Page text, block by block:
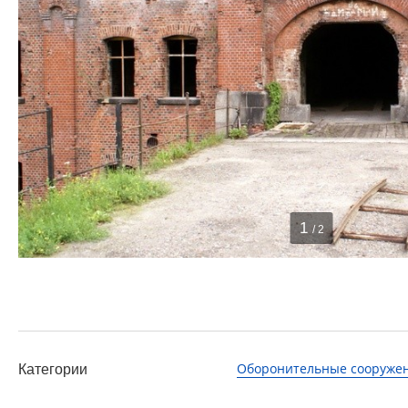
1 / 2
Категории Оборонительные